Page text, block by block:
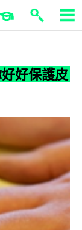
好保護皮膚
ERP 與商業 AI
好保護皮